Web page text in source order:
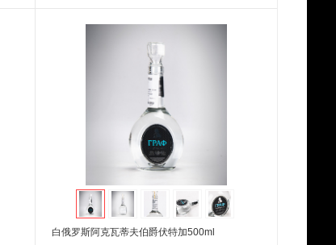
白俄罗斯阿克瓦蒂夫伯爵伏特加500ml